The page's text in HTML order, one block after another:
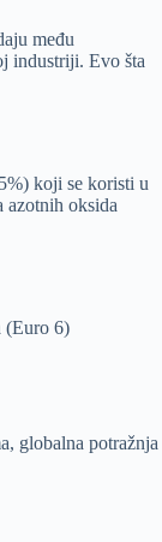
među
industriji. Evo šta
koji se koristi u
azotnih oksida
(Euro 6)
globalna potražnja